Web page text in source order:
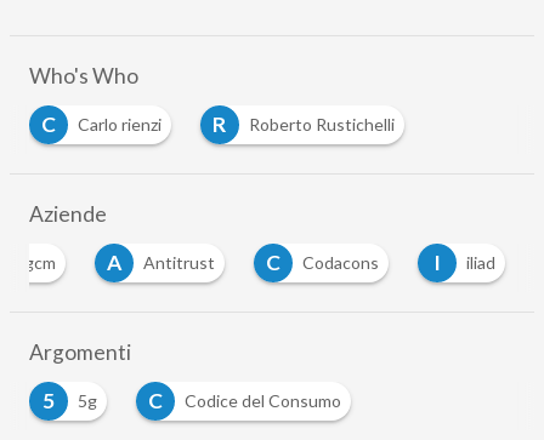
Who's Who
C
Carlo rienzi R Roberto Rustichelli
Aziende
Agcm A Antitrust C Codacons I iliad
Argomenti
5
5g C Codice del Consumo